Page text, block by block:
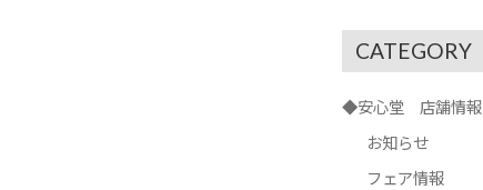
CATEGORY
◆安心堂 店舗情報
お知らせ
フェア情報